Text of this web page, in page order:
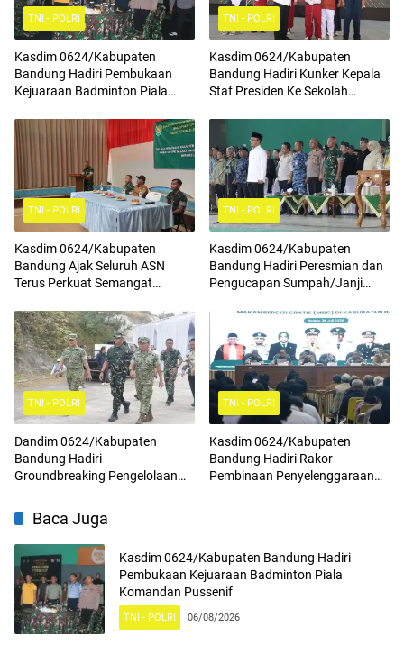
TNI - POLRI
Kasdim 0624/Kabupaten
Bandung Hadiri Pembukaan
Kejuaraan Badminton Piala
TNI - POLRI
Kasdim 0624/Kabupaten
Bandung Hadiri Kunker Kepala
Staf Presiden Ke Sekolah
TNI - POLRI
Kasdim 0624/Kabupaten
Bandung Ajak Seluruh ASN
Terus Perkuat Semangat
Cinta Tanah Air Serta
Mengamalkan Nilai Nilai
Pancasila
TNI - POLRI
Kasdim 0624/Kabupaten
Bandung Hadiri Peresmian dan
Pengucapan Sumpah/Janji
TNI - POLRI
Dandim 0624/Kabupaten
Bandung Hadiri
Groundbreaking Pengelolaan
(PSEL) TPPAS Regional Legok
Nangka
TNI - POLRI
Kasdim 0624/Kabupaten
Bandung Hadiri Rakor
Pembinaan Penyelenggaraan
Baca Juga
Kasdim 0624/Kabupaten Bandung Hadiri
Pembukaan Kejuaraan Badminton Piala
Komandan Pussenif
TNI - POLRI 06/08/2026